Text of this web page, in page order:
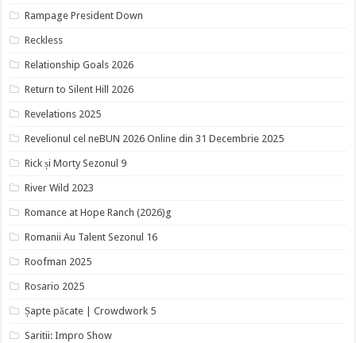
Rampage President Down
Reckless
Relationship Goals 2026
Return to Silent Hill 2026
Revelations 2025
Revelionul cel neBUN 2026 Online din 31 Decembrie 2025
Rick și Morty Sezonul 9
River Wild 2023
Romance at Hope Ranch (2026)g
Romanii Au Talent Sezonul 16
Roofman 2025
Rosario 2025
Șapte păcate | Crowdwork 5
Saritii: Impro Show